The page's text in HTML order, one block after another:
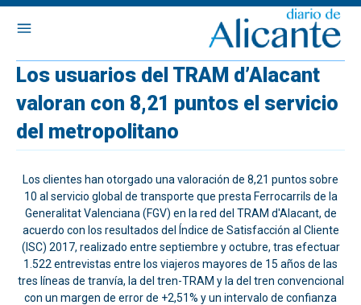
Los usuarios del TRAM d’Alacant
valoran con 8,21 puntos el servicio
del metropolitano
Los clientes han otorgado una valoración de 8,21 puntos sobre
10 al servicio global de transporte que presta Ferrocarrils de la
Generalitat Valenciana (FGV) en la red del TRAM d'Alacant, de
acuerdo con los resultados del Índice de Satisfacción al Cliente
(ISC) 2017, realizado entre septiembre y octubre, tras efectuar
1.522 entrevistas entre los viajeros mayores de 15 años de las
tres líneas de tranvía, la del tren-TRAM y la del tren convencional
con un margen de error de +2,51% y un intervalo de confianza